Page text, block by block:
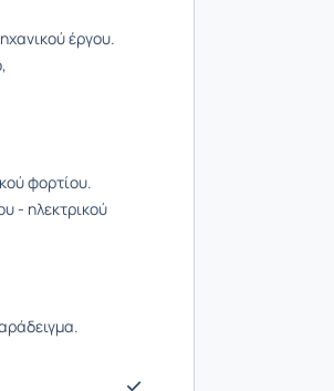
έργου.
φορτίου.
- ηλεκτρικού